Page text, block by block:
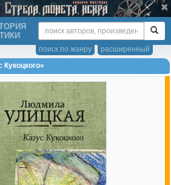
расширенный
поиск по жанру